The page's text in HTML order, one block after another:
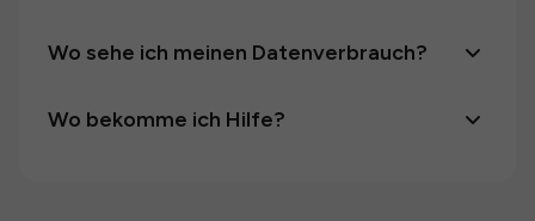
Wo sehe ich meinen Datenverbrauch?
Wo bekomme ich Hilfe?